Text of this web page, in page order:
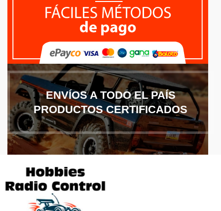
ENVÍOS A TODO EL PAÍS
PRODUCTOS CERTIFICADOS